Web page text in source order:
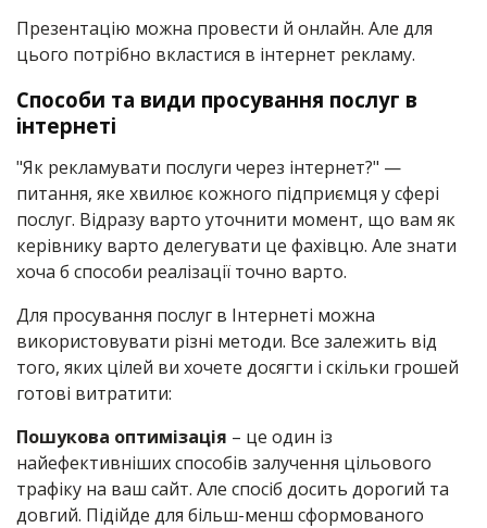
Презентацію можна провести й онлайн. Але для
цього потрібно вкластися в інтернет рекламу.
Способи та види просування послуг в
інтернеті
"Як рекламувати послуги через інтернет?" —
питання, яке хвилює кожного підприємця у сфері
послуг. Відразу варто уточнити момент, що вам як
керівнику варто делегувати це фахівцю. Але знати
хоча б способи реалізації точно варто.
Для просування послуг в Інтернеті можна
використовувати різні методи. Все залежить від
того, яких цілей ви хочете досягти і скільки грошей
готові витратити:
Пошукова оптимізація – це один із
найефективніших способів залучення цільового
трафіку на ваш сайт. Але спосіб досить дорогий та
довгий. Підійде для більш-менш сформованого